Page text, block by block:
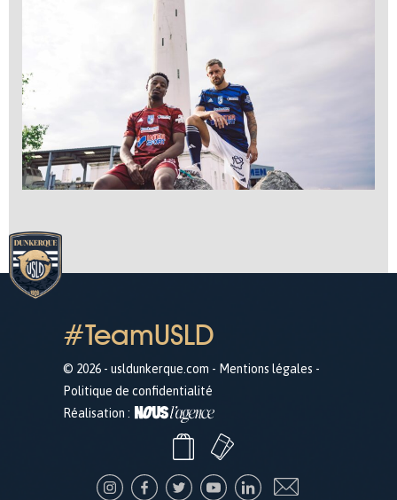
#TeamUSLD
© 2026 - usldunkerque.com - Mentions légales -
Politique de confidentialité
Réalisation :